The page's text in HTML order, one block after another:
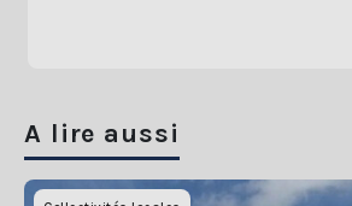
A lire aussi